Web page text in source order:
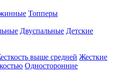
Топперы
Двуспальные Детские
выше средней Жесткие
Односторонние